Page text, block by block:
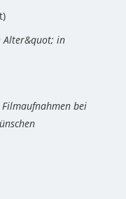
Alter&quot; in
Filmaufnahmen bei